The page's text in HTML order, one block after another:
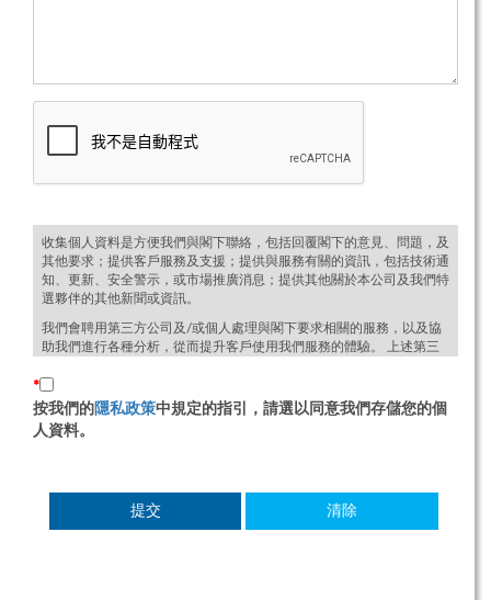
收集個人資料是方便我們與閣下聯絡，包括回覆閣下的意見、問題，及
其他要求；提供客戶服務及支援；提供與服務有關的資訊，包括技術通
知、更新、安全警示，或市場推廣消息；提供其他關於本公司及我們特
選夥伴的其他新聞或資訊。
我們會聘用第三方公司及/或個人處理與閣下要求相關的服務，以及協
助我們進行各種分析，從而提升客戶使用我們服務的體驗。 上述第三
責任確保不向他人披露資料，及不使用資料作其他用途。
有關詳細信息，請瀏覽隱私政策。
*
按我們的 隱私政策中規定的指引，請選以同意我們存儲您的個
人資料。
提交 清除